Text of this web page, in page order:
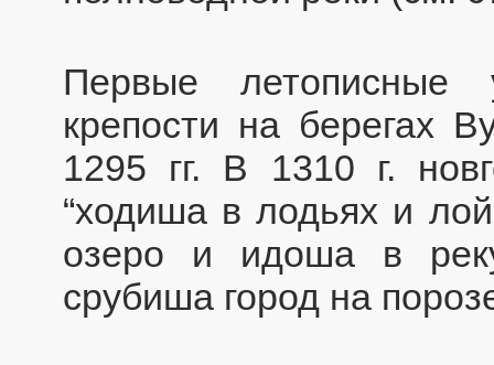
Первые летописные
крепости на берегах
1295 гг. В 1310 г.
“ходиша в лодьях и
озеро и идоша в
срубиша город на